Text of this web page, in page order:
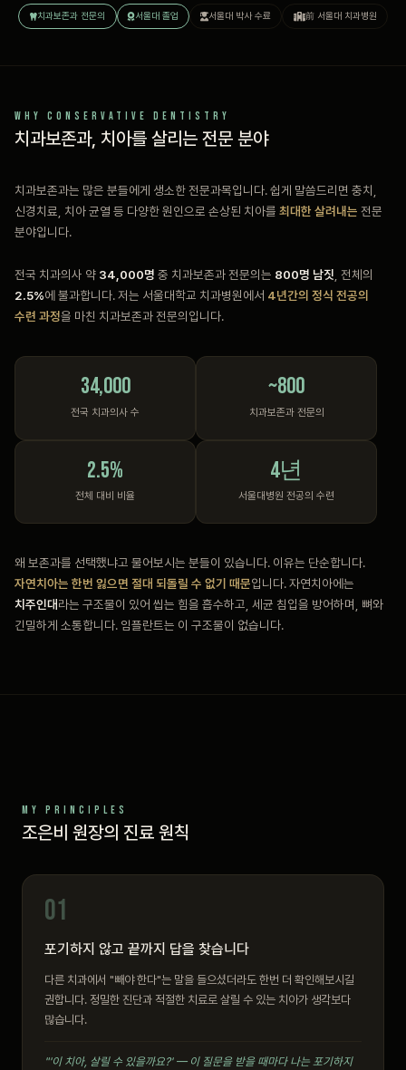
치과보존과 전문의 서울대 졸업 서울대 박사 수료 前 서울대 치과병원
WHY CONSERVATIVE DENTISTRY
치과보존과, 치아를 살리는 전문 분야
치과보존과는 많은 분들에게 생소한 전문과목입니다. 쉽게 말씀드리면 충치,
신경치료, 치아 균열 등 다양한 원인으로 손상된 치아를 최대한 살려내는 전문
분야입니다.
전국 치과의사 약 34,000명 중 치과보존과 전문의는 800명 남짓 , 전체의
2.5%에 불과합니다. 저는 서울대학교 치과병원에서 4년간의 정식 전공의
수련 과정을 마친 치과보존과 전문의입니다.
34,000
전국 치과의사 수
~800
치과보존과 전문의
2.5%
전체 대비 비율
4년
서울대병원 전공의 수련
왜 보존과를 선택했냐고 물어보시는 분들이 있습니다. 이유는 단순합니다.
자연치아는 한번 잃으면 절대 되돌릴 수 없기 때문입니다. 자연치아에는
치주인대라는 구조물이 있어 씹는 힘을 흡수하고, 세균 침입을 방어하며, 뼈와
긴밀하게 소통합니다. 임플란트는 이 구조물이 없습니다.
MY PRINCIPLES
조은비 원장의 진료 원칙
01
포기하지 않고 끝까지 답을 찾습니다
다른 치과에서 "빼야 한다"는 말을 들으셨더라도 한번 더 확인해보시길
권합니다. 정밀한 진단과 적절한 치료로 살릴 수 있는 치아가 생각보다
많습니다.
"'이 치아, 살릴 수 있을까요?' — 이 질문을 받을 때마다 나는 포기하지